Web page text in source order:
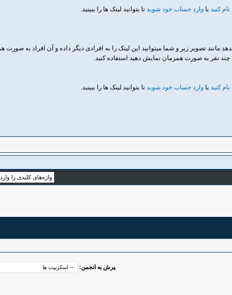
کنید یا وارد حساب خود شوید تا بتوانید لینک ها را ببینید.
مانند تصویر زیر و شما میتوانید این لینک را به افرادی دیگر داده و آن افراد به صورت
چند نفر به صورت همزمان نمایش دهید استفاده کنید.
کنید یا وارد حساب خود شوید تا بتوانید لینک ها را ببینید.
پرش به انجمن: